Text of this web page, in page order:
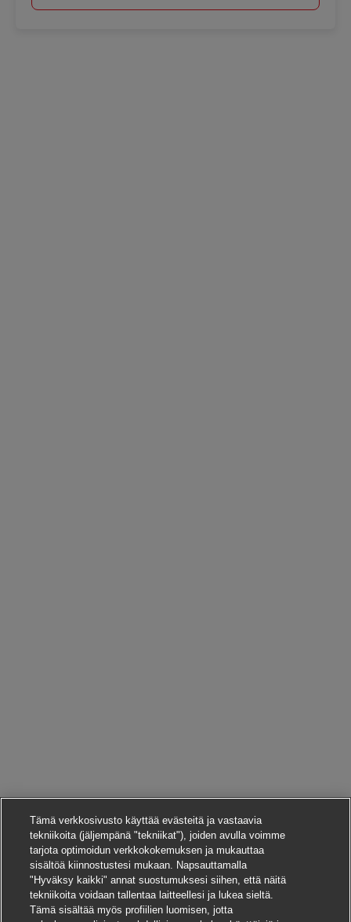
Tämä verkkosivusto käyttää evästeitä ja vastaavia
tekniikoita (jäljempänä "tekniikat"), joiden avulla voimme
tarjota optimoidun verkkokokemuksen ja mukauttaa
sisältöä kiinnostustesi mukaan. Napsauttamalla
"Hyväksy kaikki" annat suostumuksesi siihen, että näitä
tekniikoita voidaan tallentaa laitteellesi ja lukea sieltä.
Tämä sisältää myös profiilien luomisen, jotta